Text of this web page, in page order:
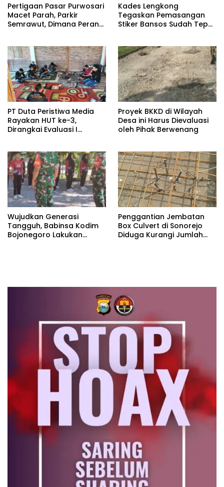
Pertigaan Pasar Purwosari
Macet Parah, Parkir
Semrawut, Dimana Peran
Kades Lengkong
Tegaskan Pemasangan
Stiker Bansos Sudah Tepat
PT Duta Peristiwa Media
Rayakan HUT ke-3,
Dirangkai Evaluasi I
Proyek BKKD di Wilayah
Desa ini Harus Dievaluasi
oleh Pihak Berwenang
Wujudkan Generasi
Tangguh, Babinsa Kodim
Bojonegoro Lakukan
Penggantian Jembatan
Box Culvert di Sonorejo
Diduga Kurangi Jumlah